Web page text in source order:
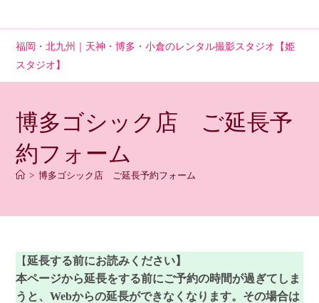
へ
福岡・北九州｜天神・博多・小倉のレンタル撮影スタジオ【姫
スタジオ】
博多ゴシック店 ご延長予
約フォーム
> 博多ゴシック店 ご延長予約フォーム
【延長する前にお読みください】
本ページから延長をする前にご予約の時間が過ぎてしま
うと、Webからの延長ができなくなります。その場合は